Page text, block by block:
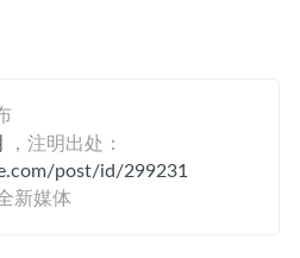
，注明出处：
post/id/299231
新媒体